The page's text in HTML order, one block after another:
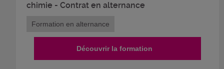
chimie - Contrat en alternance
Formation en alternance
Découvrir la formation